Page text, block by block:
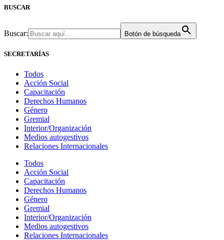
BUSCAR
Buscar: Botón de búsqueda
SECRETARÍAS
Todos
Acción Social
Capacitación
Derechos Humanos
Género
Gremial
Interior/Organización
Medios autogestivos
Relaciones Internacionales
Todos
Acción Social
Capacitación
Derechos Humanos
Género
Gremial
Interior/Organización
Medios autogestivos
Relaciones Internacionales